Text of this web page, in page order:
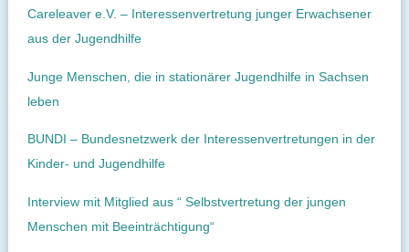
Careleaver e.V. – Interessenvertretung junger Erwachsener
aus der Jugendhilfe
Junge Menschen, die in stationärer Jugendhilfe in Sachsen
leben
BUNDI – Bundesnetzwerk der Interessenvertretungen in der
Kinder- und Jugendhilfe
Interview mit Mitglied aus “ Selbstvertretung der jungen
Menschen mit Beeinträchtigung“